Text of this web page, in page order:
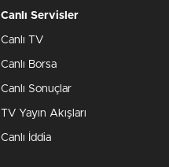
Canlı Servisler
Canlı TV
Canlı Borsa
Canlı Sonuçlar
TV Yayın Akışları
Canlı İddia